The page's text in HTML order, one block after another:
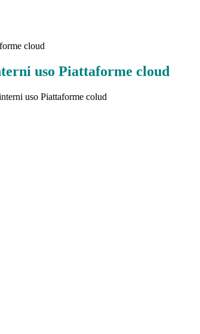
cloud
uso Piattaforme cloud
uso Piattaforme colud